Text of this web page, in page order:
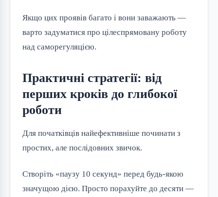
Якщо цих проявів багато і вони заважають —
варто задуматися про цілеспрямовану роботу
над саморегуляцією.
Практичні стратегії: від
перших кроків до глибокої
роботи
Для початківців найефективніше починати з
простих, але послідовних звичок.
Створіть «паузу 10 секунд» перед будь-якою
значущою дією. Просто порахуйте до десяти —